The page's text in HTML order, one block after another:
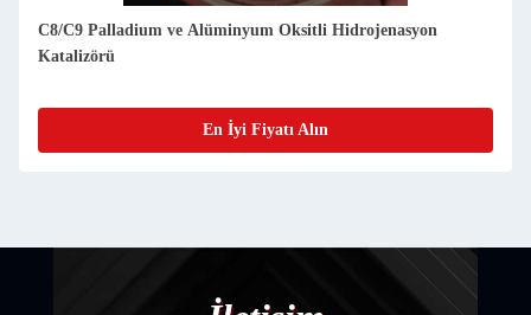
C8/C9 Palladium ve Alüminyum Oksitli Hidrojenasyon
Katalizörü
En İyi Fiyatı Alın